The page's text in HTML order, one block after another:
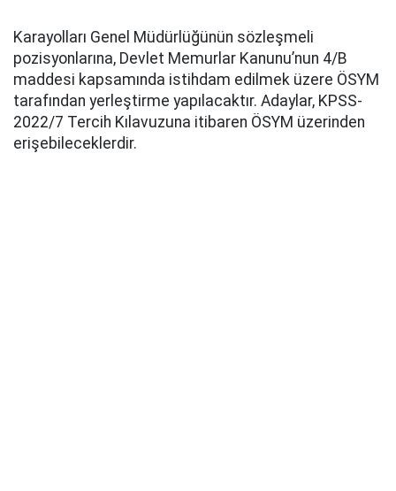
Karayolları Genel Müdürlüğünün sözleşmeli
pozisyonlarına, Devlet Memurlar Kanunu’nun 4/B
maddesi kapsamında istihdam edilmek üzere ÖSYM
tarafından yerleştirme yapılacaktır. Adaylar, KPSS-
2022/7 Tercih Kılavuzuna itibaren ÖSYM üzerinden
erişebileceklerdir.